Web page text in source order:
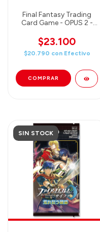
Final Fantasy Trading
Card Game - OPUS 2 -
$23.100
$20.790 con Efectivo
SIN STOCK